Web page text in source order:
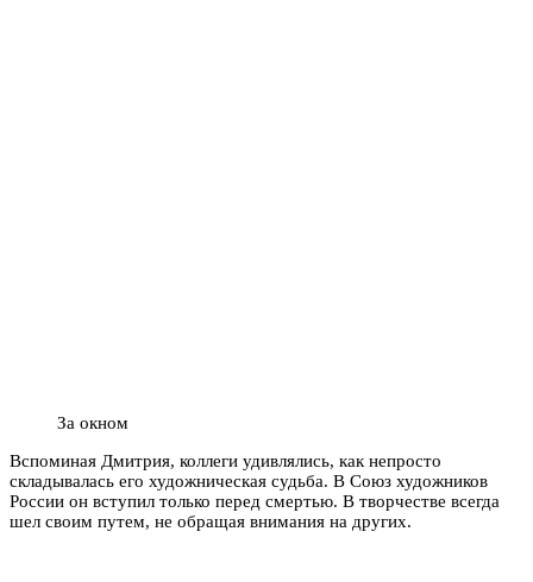
За окном
Вспоминая Дмитрия, коллеги удивлялись, как непросто
складывалась его художническая судьба. В Союз художников
России он вступил только перед смертью. В творчестве всегда
шел своим путем, не обращая внимания на других.